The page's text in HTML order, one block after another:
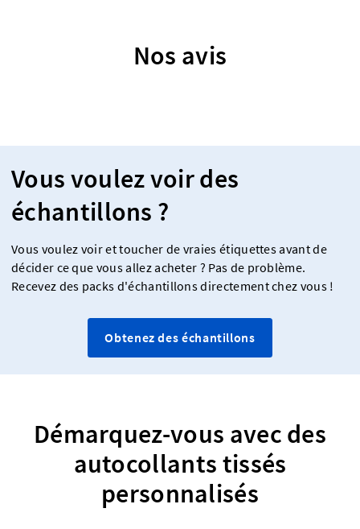
Nos avis
Vous voulez voir des
échantillons ?
Vous voulez voir et toucher de vraies étiquettes avant de
décider ce que vous allez acheter ? Pas de problème.
Recevez des packs d'échantillons directement chez vous !
Obtenez des échantillons
Démarquez-vous avec des
autocollants tissés
personnalisés